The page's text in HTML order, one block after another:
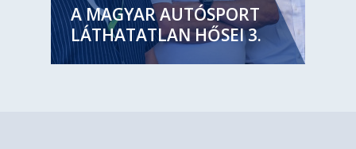
A MAGYAR AUTÓSPORT
LÁTHATATLAN HŐSEI 3.